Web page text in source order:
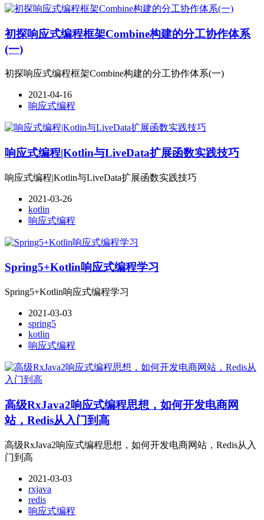
初探响应式编程框架Combine构建的分工协作体系
(一)
初探响应式编程框架Combine构建的分工协作体系(一)
2021-04-16
响应式编程
响应式编程|Kotlin与LiveData扩展函数实践技巧
响应式编程|Kotlin与LiveData扩展函数实践技巧
2021-03-26
kotlin
响应式编程
Spring5+Kotlin响应式编程学习
Spring5+Kotlin响应式编程学习
2021-03-03
spring5
kotlin
响应式编程
高级RxJava2响应式编程思想，如何开发电商网
站，Redis从入门到高
高级RxJava2响应式编程思想，如何开发电商网站，Redis从入
门到高
2021-03-03
rxjava
redis
响应式编程